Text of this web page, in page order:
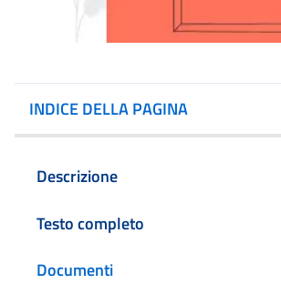
INDICE DELLA PAGINA
Descrizione
Testo completo
Documenti